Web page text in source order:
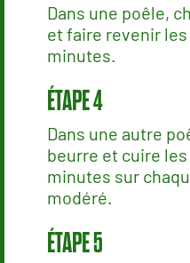
Dans une poêle,
et faire revenir
minutes.
Dans une autre
beurre et cuire
minutes sur
modéré.